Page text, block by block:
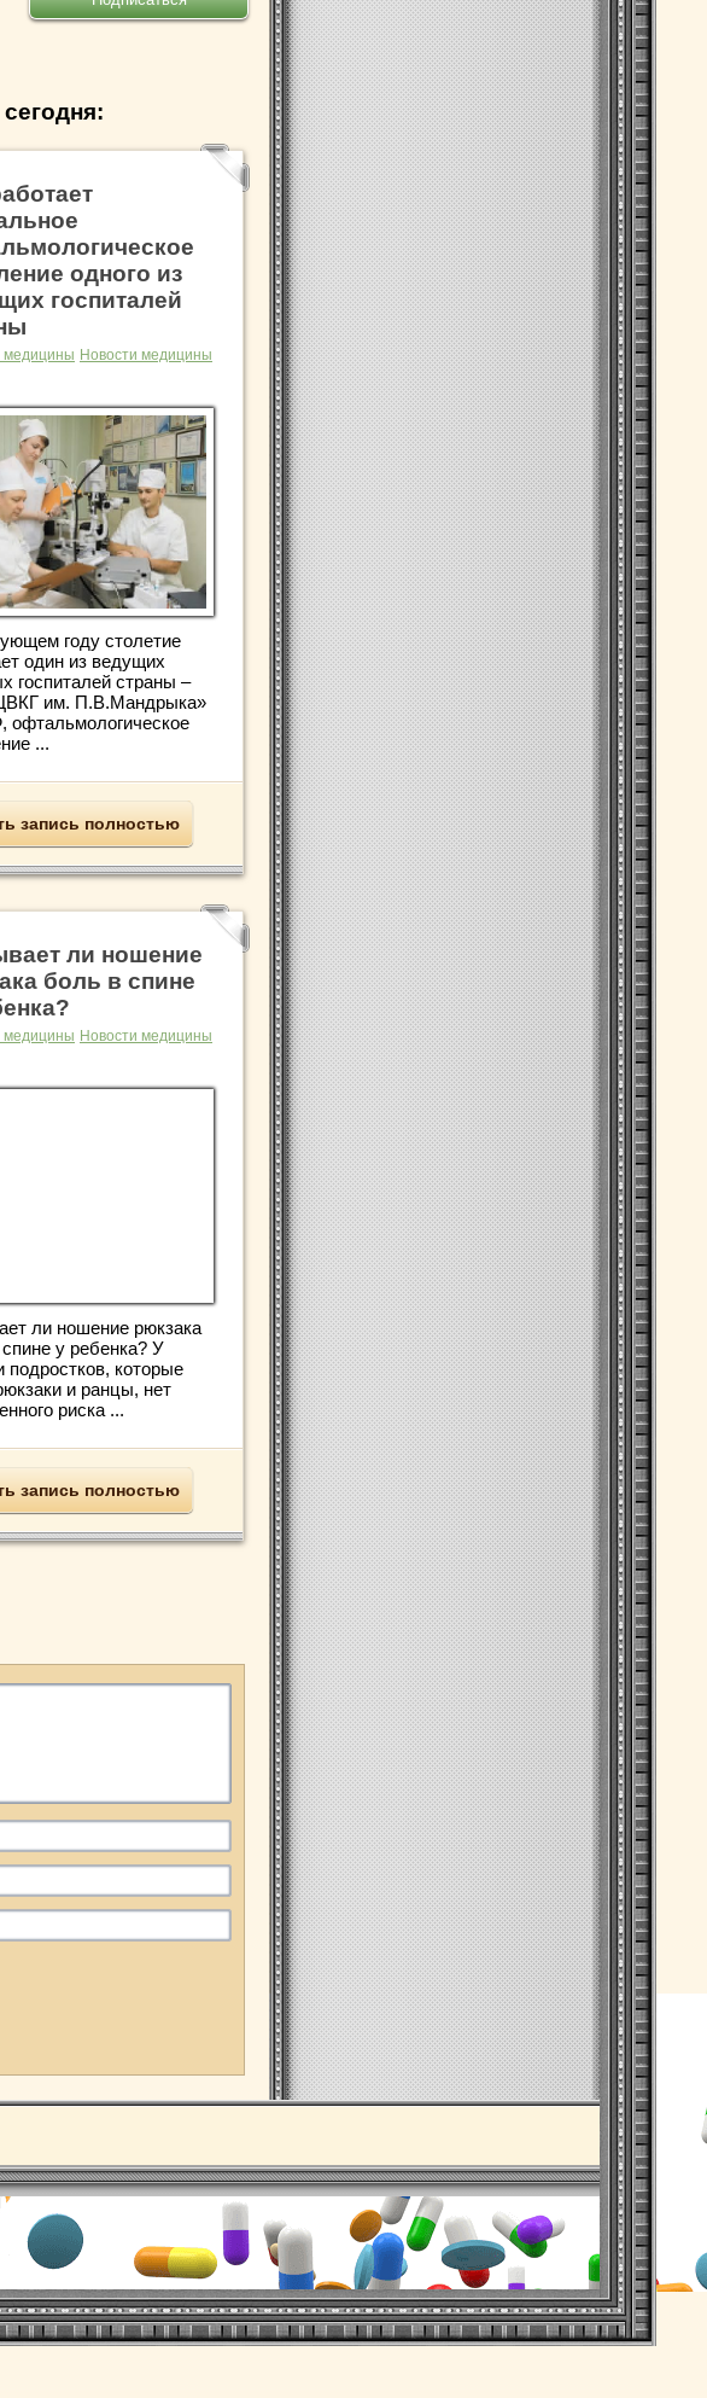
одного из
госпиталей
медицины Новости медицины
году столетие
один из ведущих
госпиталей страны –
им. П.В.Мандрыка»
...
запись полностью
ли ношение
боль в спине
медицины Новости медицины
ли ношение рюкзака
у ребенка? У
подростков, которые
и ранцы, нет
риска ...
запись полностью